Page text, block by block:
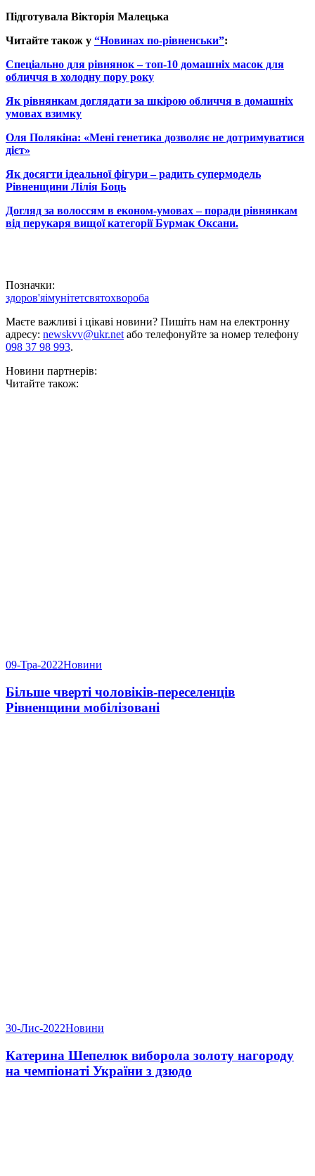
Підготувала Вікторія Малецька
Читайте також у “Новинах по-рівненськи”:
Спеціально для рівнянок – топ-10 домашніх масок для
обличчя в холодну пору року
Як рівнянкам доглядати за шкірою обличчя в домашніх
умовах взимку
Оля Полякіна: «Мені генетика дозволяє не дотримуватися
дієт»
Як досягти ідеальної фігури – радить супермодель
Рівненщини Лілія Боць
Догляд за волоссям в економ-умовах – поради рівнянкам
від перукаря вищої категорії Бурмак Оксани.
Позначки:
здоров'яімунітетсвятохвороба
Маєте важливі і цікаві новини? Пишіть нам на електронну
адресу: newskvv@ukr.netабо телефонуйте за номер телефону
098 37 98 993.
Новини партнерів:
Читайте також:
09-Тра-2022Новини
Більше чверті чоловіків-переселенців
Рівненщини мобілізовані
30-Лис-2022Новини
Катерина Шепелюк виборола золоту нагороду
на чемпіонаті України з дзюдо